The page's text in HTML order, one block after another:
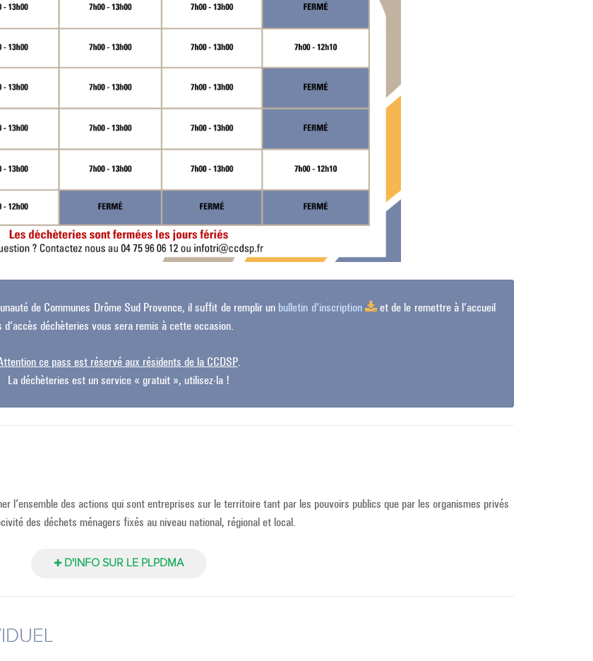
de Communes Drôme Sud Provence, il suffit de remplir un bulletin d’inscription
et de le remettre à l’accueil
déchèteries vous sera remis à cette occasion.
ce pass est réservé aux résidents de la CCDSP.
La déchèteries est un service « gratuit », utilisez-la !
l’ensemble des actions qui sont entreprises sur le territoire tant par les pouvoirs publics que par les organismes privés
des déchets ménagers fixés au niveau national, régional et local.
D'INFO SUR LE PLPDMA